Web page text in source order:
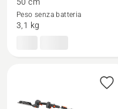
su
Aspire™
H50-
Peso senza batteria
3,1 kg